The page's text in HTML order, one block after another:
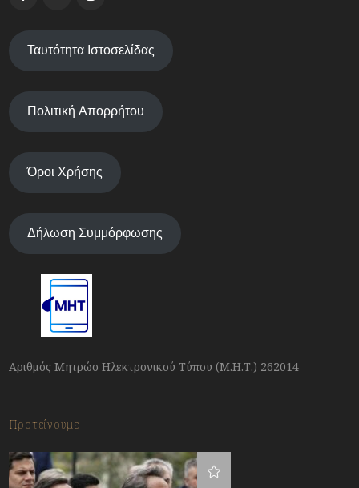
Ταυτότητα Ιστοσελίδας
Πολιτική Απορρήτου
Όροι Χρήσης
Δήλωση Συμμόρφωσης
Αριθμός Μητρώο Ηλεκτρονικού Τύπου (Μ.Η.Τ.) 262014
Προτείνουμε